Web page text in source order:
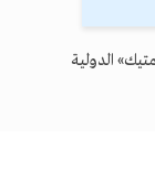
الدولية